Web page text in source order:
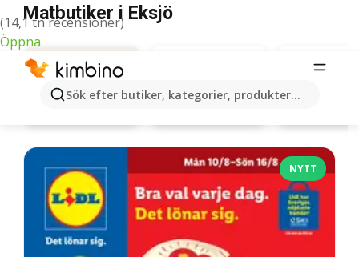
(14,1 tn recensioner)
Öppna
Sök efter butiker, kategorier, produkter...
Matbutiker i Eksjö
Lidl
NYTT